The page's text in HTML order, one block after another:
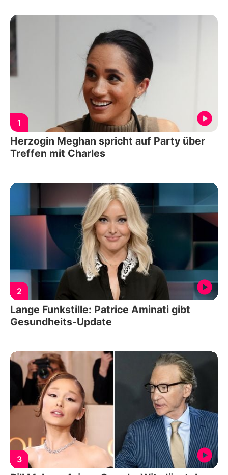
1
Herzogin Meghan spricht auf Party über
Treffen mit Charles
2
Lange Funkstille: Patrice Aminati gibt
Gesundheits-Update
3